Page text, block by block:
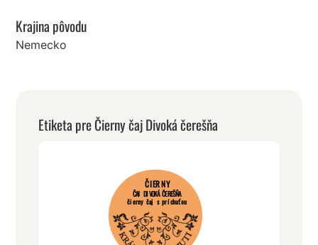
Krajina pôvodu
Nemecko
Etiketa pre Čierny čaj Divoká čerešňa
ČIERNY
ČAJ DIVOKÁ ČEREŠŇA
čierny čaj s príchuťou